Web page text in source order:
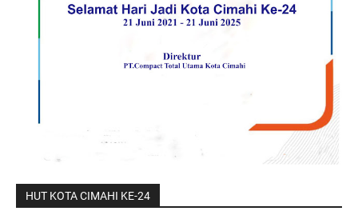
HUT KOTA CIMAHI KE-24